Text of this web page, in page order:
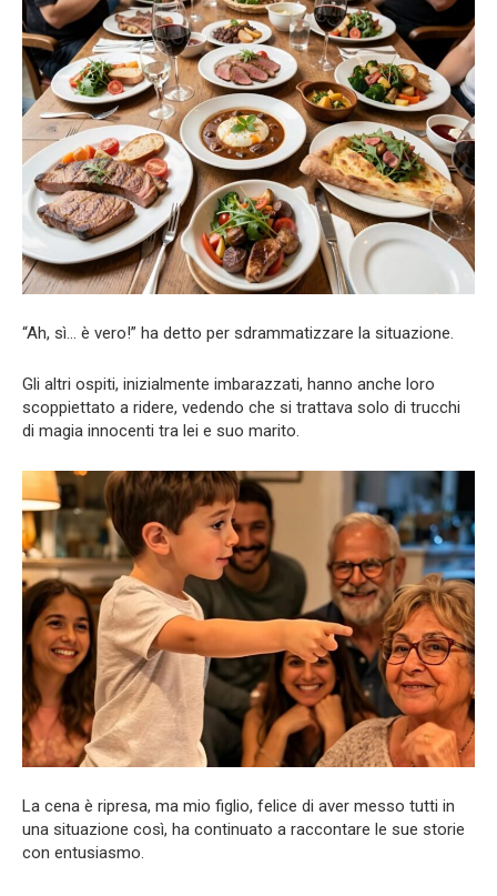
“Ah, sì… è vero!” ha detto per sdrammatizzare la situazione.
Gli altri ospiti, inizialmente imbarazzati, hanno anche loro
scoppiettato a ridere, vedendo che si trattava solo di trucchi
di magia innocenti tra lei e suo marito.
La cena è ripresa, ma mio figlio, felice di aver messo tutti in
una situazione così, ha continuato a raccontare le sue storie
con entusiasmo.